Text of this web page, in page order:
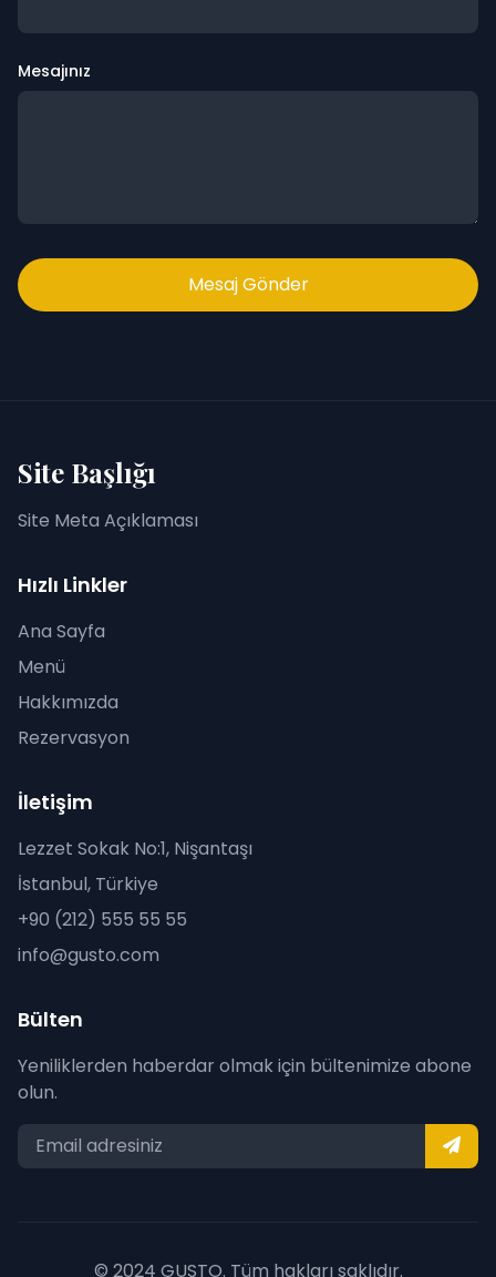
Mesajınız
Mesaj Gönder
Site Başlığı
Site Meta Açıklaması
Hızlı Linkler
Ana Sayfa
Menü
Hakkımızda
Rezervasyon
İletişim
Lezzet Sokak No:1, Nişantaşı
İstanbul, Türkiye
+90 (212) 555 55 55
info@gusto.com
Bülten
Yeniliklerden haberdar olmak için bültenimize abone
olun.
© 2024 GUSTO. Tüm hakları saklıdır.